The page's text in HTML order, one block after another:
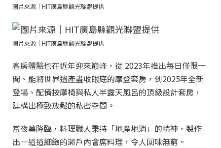
圖片來源｜HIT廣島縣觀光聯盟提供
圖片來源｜HIT廣島縣觀光聯盟提供
客房體驗也在近年迎來巔峰，從 2023年推出每日僅限一
間、能將世界遺產盡收眼底的摩登套房，到2025年全新
登場、配備按摩椅與私人半露天風呂的頂級設計套房，
建構出極致放鬆的私密空間。
當夜幕降臨，料理職人秉持「地產地消」的精神，製作
出一道道細緻的瀨戶內會席料理，令人回味無窮。